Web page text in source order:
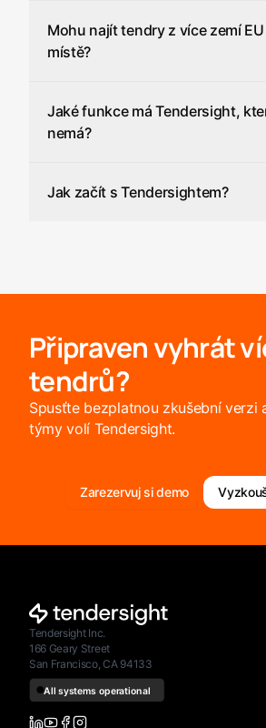
Mohu najít tendry z více zemí
místě?
Jaké funkce má Tendersight,
nemá?
Jak začít s Tendersightem?
Připraven vyhrát
tendrů?
Spusťte bezplatnou zkušební verzi
týmy volí Tendersight.
Zarezervuj si demo
Tendersight Inc.
166 Geary Street
San Francisco, CA 94133